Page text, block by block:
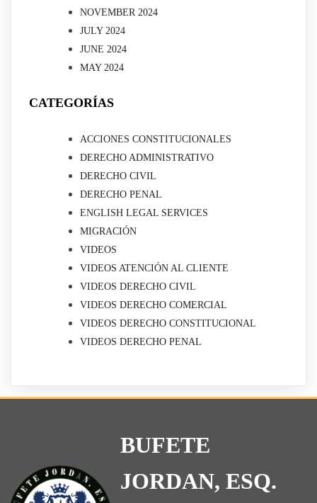
NOVEMBER 2024
JULY 2024
JUNE 2024
MAY 2024
CATEGORÍAS
ACCIONES CONSTITUCIONALES
DERECHO ADMINISTRATIVO
DERECHO CIVIL
DERECHO PENAL
ENGLISH LEGAL SERVICES
MIGRACIÓN
VIDEOS
VIDEOS ATENCIÓN AL CLIENTE
VIDEOS DERECHO CIVIL
VIDEOS DERECHO COMERCIAL
VIDEOS DERECHO CONSTITUCIONAL
VIDEOS DERECHO PENAL
BUFETE
JORDAN, ESQ.